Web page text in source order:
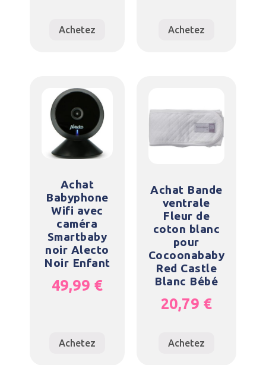
Achetez Achetez
Achat
Babyphone
Wifi avec
caméra
Smartbaby
noir Alecto
Noir Enfant
49,99 €
Achetez
Achat Bande
ventrale
Fleur de
coton blanc
pour
Cocoonababy
Red Castle
Blanc Bébé
20,79 €
Achetez